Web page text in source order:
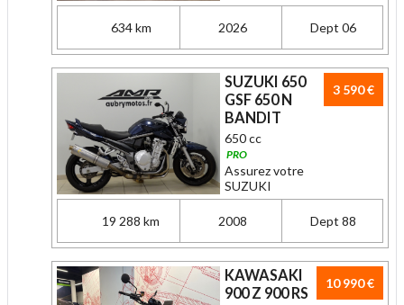
634 km 2026 Dept 06
3 590 €
SUZUKI 650
GSF 650 N
BANDIT
650 cc
PRO
Assurez votre
SUZUKI
19 288 km 2008 Dept 88
10 990 €
KAWASAKI
900 Z 900 RS